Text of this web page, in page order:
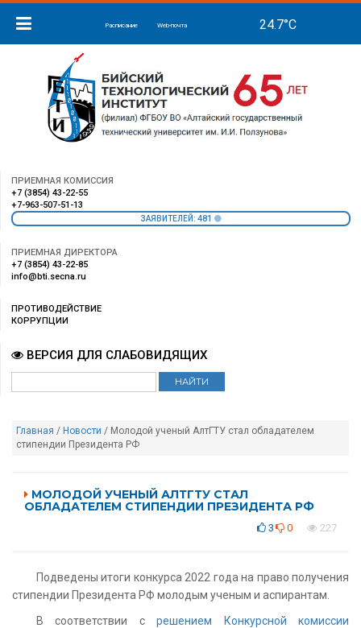
Расписание Web-почта
ПРИЕМНАЯ КОМИССИЯ
+7 (3854) 43-22-55
+7-963-507-51-13
ЗАЯВИТЕЛЕЙ: 481
ПРИЕМНАЯ ДИРЕКТОРА
+7 (3854) 43-22-85
info@bti.secna.ru
ПРОТИВОДЕЙСТВИЕ
КОРРУПЦИИ
ВЕРСИЯ ДЛЯ СЛАБОВИДЯЩИХ
Главная / Новости / Молодой ученый АлтГТУ стал обладателем
стипендии Президента РФ
МОЛОДОЙ УЧЕНЫЙ АЛТГТУ СТАЛ
ОБЛАДАТЕЛЕМ СТИПЕНДИИ ПРЕЗИДЕНТА РФ
3 0 227
Подведены итоги конкурса 2022 года на право получения
стипендии Президента РФ молодым ученым и аспирантам.
В соответствии срешением Конкурсной комиссии